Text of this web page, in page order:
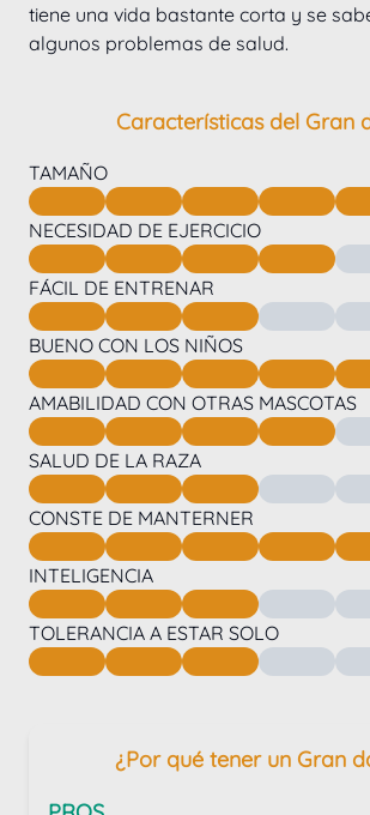
tiene una vida bastante corta y se
algunos problemas de salud.
Características del Gran
TAMAÑO
NECESIDAD DE EJERCICIO
FÁCIL DE ENTRENAR
BUENO CON LOS NIÑOS
AMABILIDAD CON OTRAS MASCOTAS
SALUD DE LA RAZA
CONSTE DE MANTERNER
INTELIGENCIA
TOLERANCIA A ESTAR SOLO
¿Por qué tener un Gran